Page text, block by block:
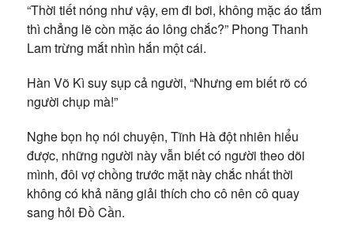
“Thời tiết nóng như vậy, em đi bơi, không mặc áo tắm
thì chẳng lẽ còn mặc áo lông chắc?” Phong Thanh
Lam trừng mắt nhìn hắn một cái.
Hàn Võ Kì suy sụp cả người, “Nhưng em biết rõ có
người chụp mà!”
Nghe bọn họ nói chuyện, Tĩnh Hà đột nhiên hiểu
được, những người này vẫn biết có người theo dõi
mình, đôi vợ chồng trước mặt này chắc nhất thời
không có khả năng giải thích cho cô nên cô quay
sang hỏi Đồ Cần.